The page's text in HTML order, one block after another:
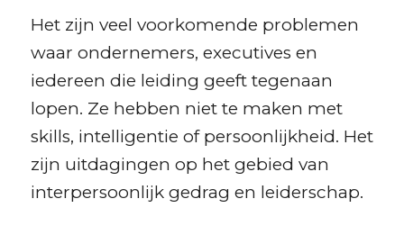
Het zijn veel voorkomende problemen
waar ondernemers, executives en
iedereen die leiding geeft tegenaan
lopen. Ze hebben niet te maken met
skills, intelligentie of persoonlijkheid. Het
zijn uitdagingen op het gebied van
interpersoonlijk gedrag en leiderschap.